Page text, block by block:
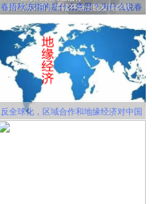
春捂秋冻指的是什么意思？为什么说春
杂病
反全球化，区域合作和地缘经济对中国